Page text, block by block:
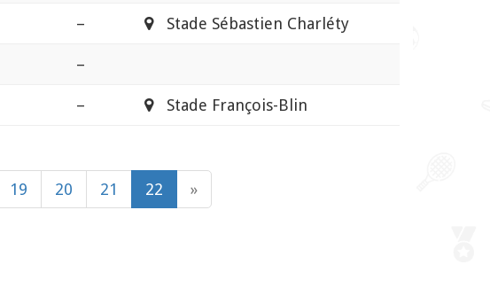
– Stade Sébastien Charléty
–
– Stade François-Blin
19 20 21 22 »